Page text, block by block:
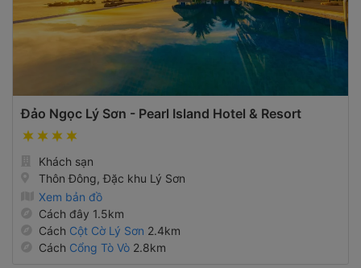
Đảo Ngọc Lý Sơn - Pearl Island Hotel & Resort
Khách sạn
Thôn Đông, Đặc khu Lý Sơn
Xem bản đồ
Cách đây 1.5km
Cách Cột Cờ Lý Sơn 2.4km
Cách Cổng Tò Vò 2.8km